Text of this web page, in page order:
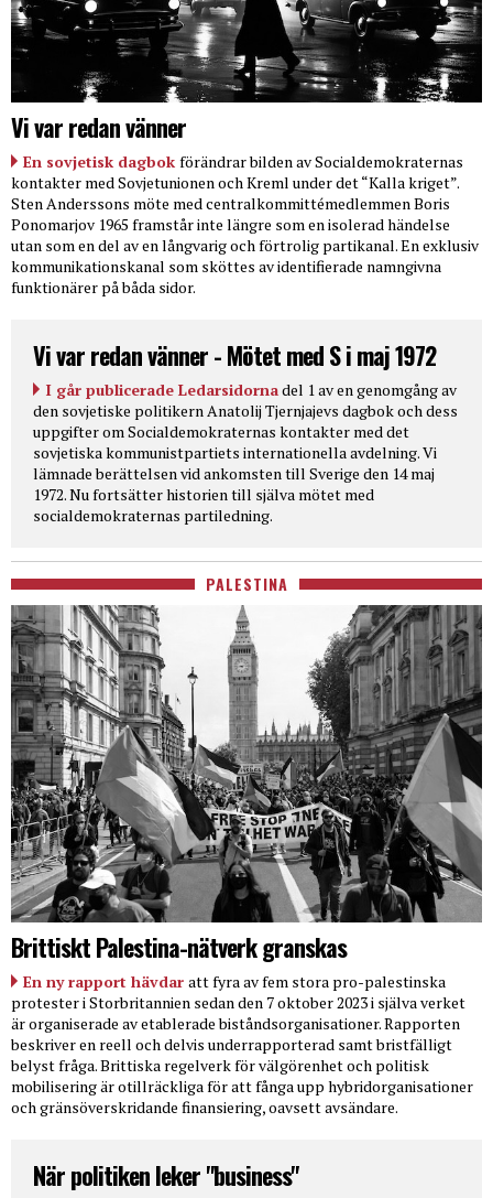
Vi var redan vänner
En sovjetisk dagbok förändrar bilden av Socialdemokraternas
kontakter med Sovjetunionen och Kreml under det “Kalla kriget”.
Sten Anderssons möte med centralkommittémedlemmen Boris
Ponomarjov 1965 framstår inte längre som en isolerad händelse
utan som en del av en långvarig och förtrolig partikanal. En exklusiv
kommunikationskanal som sköttes av identifierade namngivna
funktionärer på båda sidor.
Vi var redan vänner - Mötet med S i maj 1972
I går publicerade Ledarsidornadel 1 av en genomgång av
den sovjetiske politikern Anatolij Tjernjajevs dagbok och dess
uppgifter om Socialdemokraternas kontakter med det
sovjetiska kommunistpartiets internationella avdelning. Vi
lämnade berättelsen vid ankomsten till Sverige den 14 maj
1972. Nu fortsätter historien till själva mötet med
socialdemokraternas partiledning.
PALESTINA
Brittiskt Palestina-nätverk granskas
En ny rapport hävdar att fyra av fem stora pro-palestinska
protester i Storbritannien sedan den 7 oktober 2023 i själva verket
är organiserade av etablerade biståndsorganisationer. Rapporten
beskriver en reell och delvis underrapporterad samt bristfälligt
belyst fråga. Brittiska regelverk för välgörenhet och politisk
mobilisering är otillräckliga för att fånga upp hybridorganisationer
och gränsöverskridande finansiering, oavsett avsändare.
När politiken leker "business"